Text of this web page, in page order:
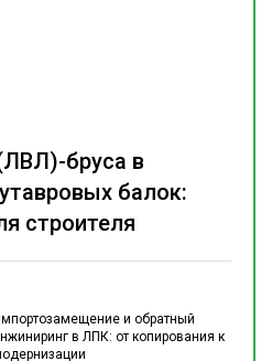
и обратный
в ЛПК: от копирования к
бруса в
балок:
строителя